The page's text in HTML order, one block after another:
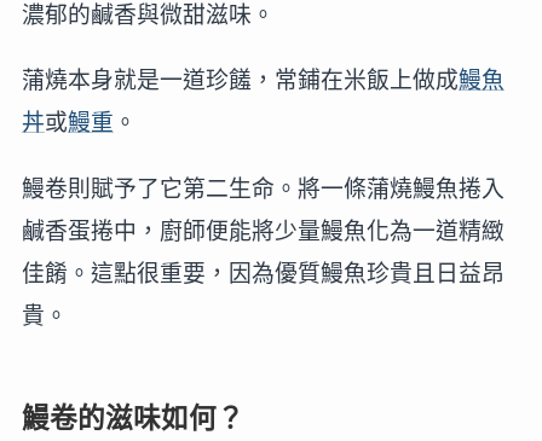
濃郁的鹹香與微甜滋味。
蒲燒本身就是一道珍饈，常鋪在米飯上做成鰻魚
丼或鰻重 。
鰻卷則賦予了它第二生命。將一條蒲燒鰻魚捲入
鹹香蛋捲中，廚師便能將少量鰻魚化為一道精緻
佳餚。這點很重要，因為優質鰻魚珍貴且日益昂
貴。
鰻卷的滋味如何？